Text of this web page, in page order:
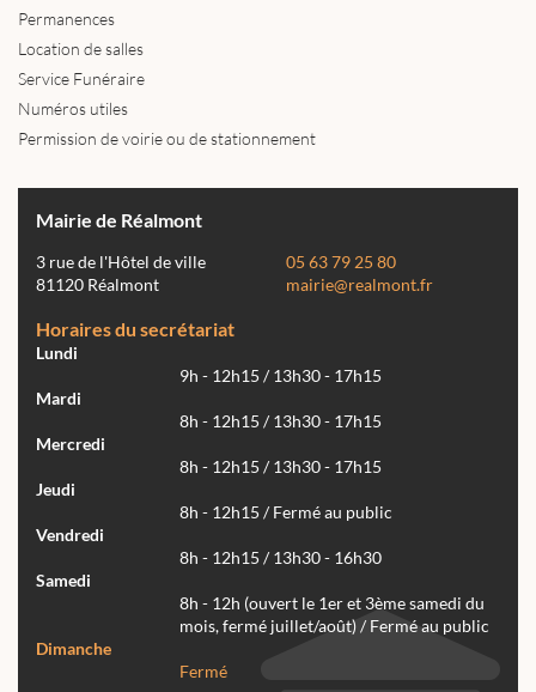
Permanences
Location de salles
Service Funéraire
Numéros utiles
Permission de voirie ou de stationnement
Mairie de Réalmont
3 rue de l'Hôtel de ville
81120 Réalmont
05 63 79 25 80
mairie@realmont.fr
Horaires du secrétariat
Lundi
9h - 12h15 / 13h30 - 17h15
Mardi
8h - 12h15 / 13h30 - 17h15
Mercredi
8h - 12h15 / 13h30 - 17h15
Jeudi
8h - 12h15 / Fermé au public
Vendredi
8h - 12h15 / 13h30 - 16h30
Samedi
8h - 12h (ouvert le 1er et 3ème samedi du
mois, fermé juillet/août) / Fermé au public
Dimanche
Fermé